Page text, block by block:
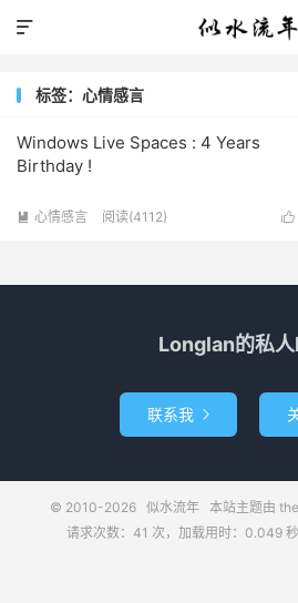

标签：心情感言
Windows Live Spaces : 4 Years
Birthday !

 心情感言 阅读(4112)
Longlan的私
联系我 
© 2010-2026 似水流年本站主题由
请求次数：41 次，加载用时：0.049